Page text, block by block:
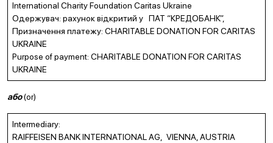
International Charity Foundation Caritas Ukraine
Одержувач: рахунок відкритий у ПАТ “КРЕДОБАНК”,
Призначення платежу: CHARITABLE DONATION FOR CARITAS
UKRAINE
Purpose of payment: CHARITABLE DONATION FOR CARITAS
UKRAINE
або(or)
Intermediary:
RAIFFEISEN BANK INTERNATIONAL AG, VIENNA, AUSTRIA